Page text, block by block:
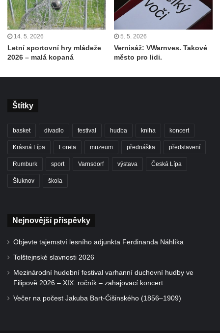
14. 5. 2026
Letní sportovní hry mládeže
2026 – malá kopaná
5. 5. 2026
Vernisáž: VWarnves. Takové
město pro lidi.
Štítky
basket divadlo festival hudba kniha koncert
Krásná Lípa Loreta muzeum přednáška představení
Rumburk sport Varnsdorf výstava Česká Lípa
Šluknov škola
Nejnovější příspěvky
Objevte tajemství lesního adjunkta Ferdinanda Náhlíka
Tolštejnské slavnosti 2026
Mezinárodní hudební festival varhanní duchovní hudby ve
Filipově 2026 – XIX. ročník – zahajovací koncert
Večer na počest Jakuba Bart-Ćišinského (1856–1909)